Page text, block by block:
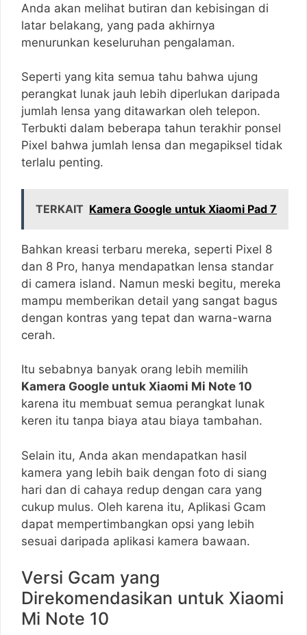
Anda akan melihat butiran dan kebisingan di
latar belakang, yang pada akhirnya
menurunkan keseluruhan pengalaman.
Seperti yang kita semua tahu bahwa ujung
perangkat lunak jauh lebih diperlukan daripada
jumlah lensa yang ditawarkan oleh telepon.
Terbukti dalam beberapa tahun terakhir ponsel
Pixel bahwa jumlah lensa dan megapiksel tidak
terlalu penting.
TERKAIT Kamera Google untuk Xiaomi Pad 7
Bahkan kreasi terbaru mereka, seperti Pixel 8
dan 8 Pro, hanya mendapatkan lensa standar
di camera island. Namun meski begitu, mereka
mampu memberikan detail yang sangat bagus
dengan kontras yang tepat dan warna-warna
cerah.
Itu sebabnya banyak orang lebih memilih
Kamera Google untuk Xiaomi Mi Note 10
karena itu membuat semua perangkat lunak
keren itu tanpa biaya atau biaya tambahan.
Selain itu, Anda akan mendapatkan hasil
kamera yang lebih baik dengan foto di siang
hari dan di cahaya redup dengan cara yang
cukup mulus. Oleh karena itu, Aplikasi Gcam
dapat mempertimbangkan opsi yang lebih
sesuai daripada aplikasi kamera bawaan.
Versi Gcam yang
Direkomendasikan untuk Xiaomi
Mi Note 10